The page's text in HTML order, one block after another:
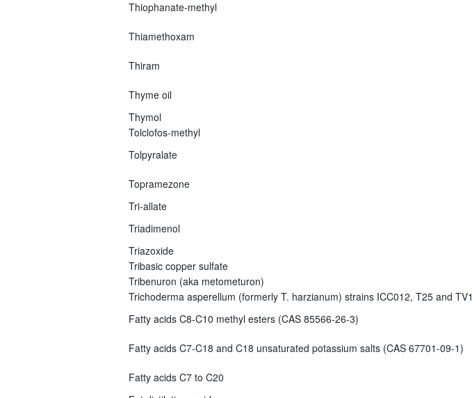
Thiophanate-methyl
Thiamethoxam
Thiram
Thyme oil
Thymol
Tolclofos-methyl
Tolpyralate
Topramezone
Tri-allate
Triadimenol
Triazoxide
Tribasic copper sulfate
Tribenuron (aka metometuron)
Trichoderma asperellum (formerly T. harzianum) strains ICC012, T25 and TV1
Fatty acids C8-C10 methyl esters (CAS 85566-26-3)
Fatty acids C7-C18 and C18 unsaturated potassium salts (CAS 67701-09-1)
Fatty acids C7 to C20